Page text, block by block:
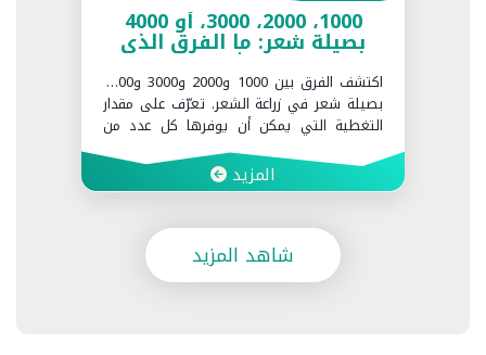
1000، 2000، 3000، أو 4000
بصيلة شعر: ما الفرق الذي
تحدثه؟
اكتشف الفرق بين 1000 و2000 و3000 و4000
بصيلة شعر في زراعة الشعر. تعرّف على مقدار
التغطية التي يمكن أن يوفرها كل عدد من
البصيلات وما العوامل التي تحدد العدد المناسب
لك في Realbeauty Clinic.
المزيد
شاهد المزيد